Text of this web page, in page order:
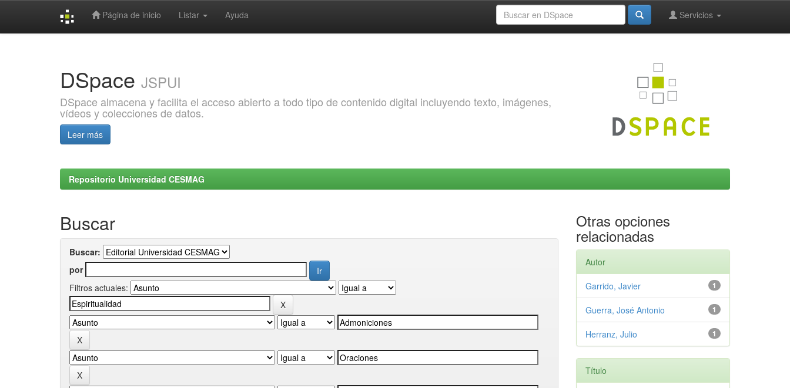
Página de inicio Listar Ayuda Servicios
DSpace JSPUI
DSpace almacena y facilita el acceso abierto a todo tipo de contenido digital incluyendo texto, imágenes,
vídeos y colecciones de datos.
Leer más
Repositorio Universidad CESMAG
Buscar
Buscar:
por
Filtros actuales:
Otras opciones
relacionadas
Autor
1
Garrido, Javier
1
Guerra, José Antonio
1
Herranz, Julio
Título